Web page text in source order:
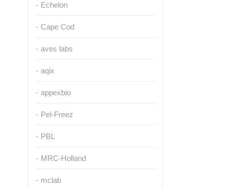
Echelon
Cape Cod
aves labs
aqix
appexbio
Pel-Freez
PBL
MRC-Holland
mclab